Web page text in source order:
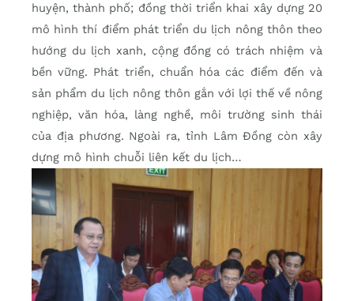
huyện, thành phố; đồng thời triển khai xây dựng 20
mô hình thí điểm phát triển du lịch nông thôn theo
hướng du lịch xanh, cộng đồng có trách nhiệm và
bền vững. Phát triển, chuẩn hóa các điểm đến và
sản phẩm du lịch nông thôn gắn với lợi thế về nông
nghiệp, văn hóa, làng nghề, môi trường sinh thái
của địa phương. Ngoài ra, tỉnh Lâm Đồng còn xây
dựng mô hình chuỗi liên kết du lịch…